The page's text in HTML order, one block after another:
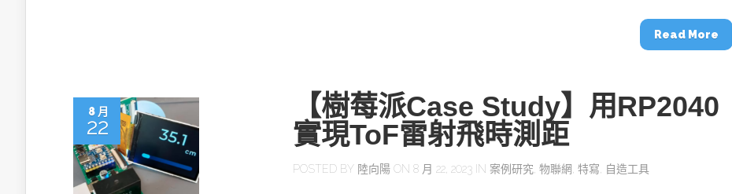
Read More
8 月
22
【樹莓派Case Study】用RP2040
實現ToF雷射飛時測距
POSTED BY 陸向陽 ON 8 月 22, 2023 IN 案例研究 物聯網 特寫 自造工具